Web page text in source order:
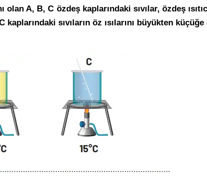
olan A, B, C özdeş kaplarındaki sıvılar, özdeş
sıvıların öz ısılarını büyükten küçüğe